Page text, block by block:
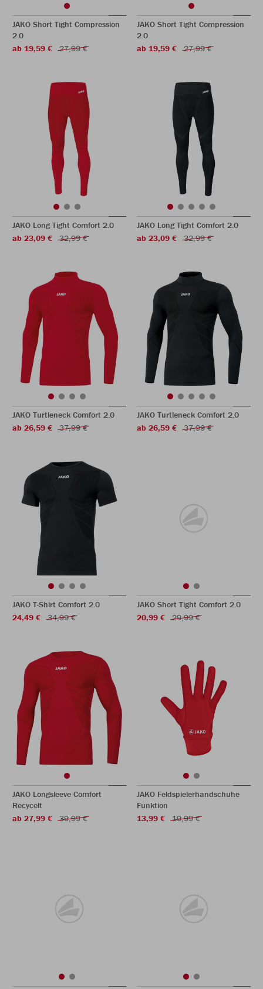
JAKO Short Tight Compression
2.0
ab 19,59 €
27,99 €
JAKO Short Tight Compression
2.0
ab 19,59 €
27,99 €
JAKO Long Tight Comfort 2.0
ab 23,09 €
32,99 €
JAKO Long Tight Comfort 2.0
ab 23,09 €
32,99 €
JAKO Turtleneck Comfort 2.0
ab 26,59 €
37,99 €
JAKO Turtleneck Comfort 2.0
ab 26,59 €
37,99 €
JAKO T-Shirt Comfort 2.0
24,49 €
34,99 €
JAKO Short Tight Comfort 2.0
20,99 €
29,99 €
JAKO Longsleeve Comfort
Recycelt
ab 27,99 €
39,99 €
JAKO Feldspielerhandschuhe
Funktion
13,99 €
19,99 €